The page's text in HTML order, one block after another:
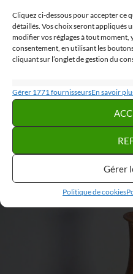
Cliquez ci-dessous pour accepter ce
détaillés. Vos choix seront appliqués
modifier vos réglages à tout
consentement, en utilisant les
cliquant sur l’onglet de gestion du
Statistiques
Stocker et/ou accéder à des
données provenant de différentes
Stocker et/ou accéder à des
publicité personnalisée, Utiliser
Gérer 1771 fournisseursEn savoir
Gérer
Politique de cookies